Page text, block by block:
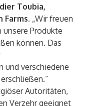
Toubia,
Farms. „Wir freuen
unsere Produkte
können. Das
und verschiedene
Autoritäten,
Verzehr geeignet